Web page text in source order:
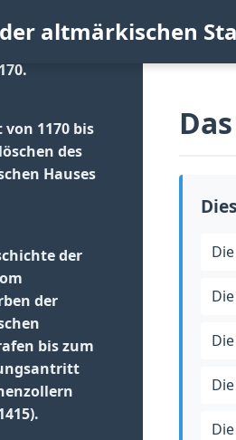
altmärkischen
der Stadt
Werben.
von 1170 bis
des
Hauses
Bewohner der
Leben.
der
der
bis zum